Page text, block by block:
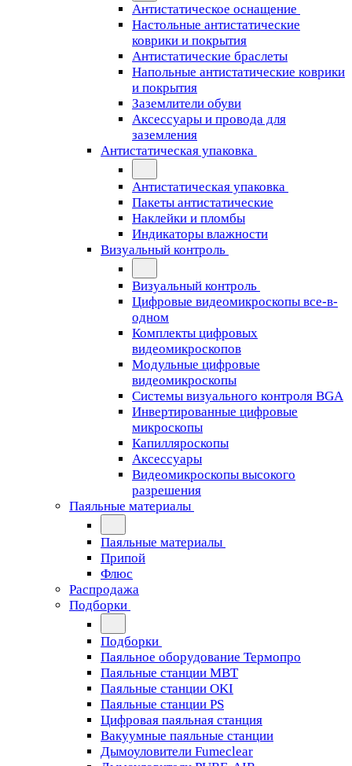
Антистатическое оснащение
Настольные антистатические
коврики и покрытия
Антистатические браслеты
Напольные антистатические коврики
и покрытия
Заземлители обуви
Аксессуары и провода для
заземления
Антистатическая упаковка
Антистатическая упаковка
Пакеты антистатические
Наклейки и пломбы
Индикаторы влажности
Визуальный контроль
Визуальный контроль
Цифровые видеомикроскопы все-в-
одном
Комплекты цифровых
видеомикроскопов
Модульные цифровые
видеомикроскопы
Cистемы визуального контроля BGA
Инвертированные цифровые
микроскопы
Капилляроскопы
Аксессуары
Видеомикроскопы высокого
разрешения
Паяльные материалы
Паяльные материалы
Припой
Флюс
Распродажа
Подборки
Подборки
Паяльное оборудование Термопро
Паяльные станции MBT
Паяльные станции OKI
Паяльные станции PS
Цифровая паяльная станция
Вакуумные паяльные станции
Дымоуловители Fumeclear